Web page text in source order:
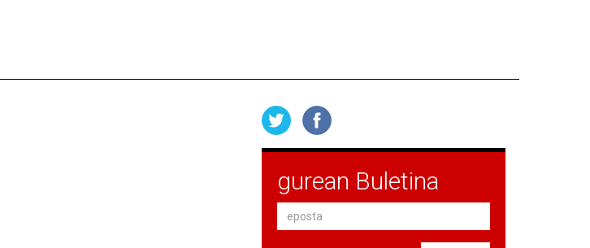
gurean Buletina